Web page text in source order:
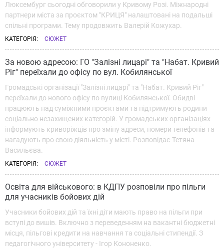
Люксембург сьогодні обговорили у Кривому Розі. Міжнародні
партнери міста за проєктом "КРИЦЯ" налаштовані на подальші
спільні програми. Тему продовжить Валерій Кожухар.
КАТЕГОРІЯ: СЮЖЕТ
За новою адресою: ГО "Залізні лицарі" та "Набат. Кривий
Ріг" переїхали до офісу по вул. Кобилянської
Громадські організації "Залізні лицарі" та "Набат. Кривий Ріг"
переїхали до нового офісу по вулиці Кобилянської. Обидві
працюють над суміжними проєктами та підтримують родини
соціально незахищених категорій. У громадських організаціях
інформують криворіжців про зміну адреси, номери телефонів та
нагадують про свою діяльність у місті. Розповідає Тетяна
Васильєва.
КАТЕГОРІЯ: СЮЖЕТ
Освіта для військового: в КДПУ розповіли про пільги
для учасників бойових дій
Учасники бойових дій та їхні діти мають право на пільги при
вступі до вишів. Включно з переведенням на вакантні бюджетні
місця, пільгові кредити на навчання та соціальні стипендії. З
педагогічного університету - Ігор Кононенко.